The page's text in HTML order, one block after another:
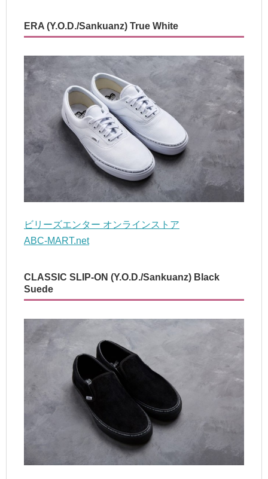
ERA (Y.O.D./Sankuanz) True White
ビリーズエンター オンラインストア
ABC-MART.net
CLASSIC SLIP-ON (Y.O.D./Sankuanz) Black
Suede